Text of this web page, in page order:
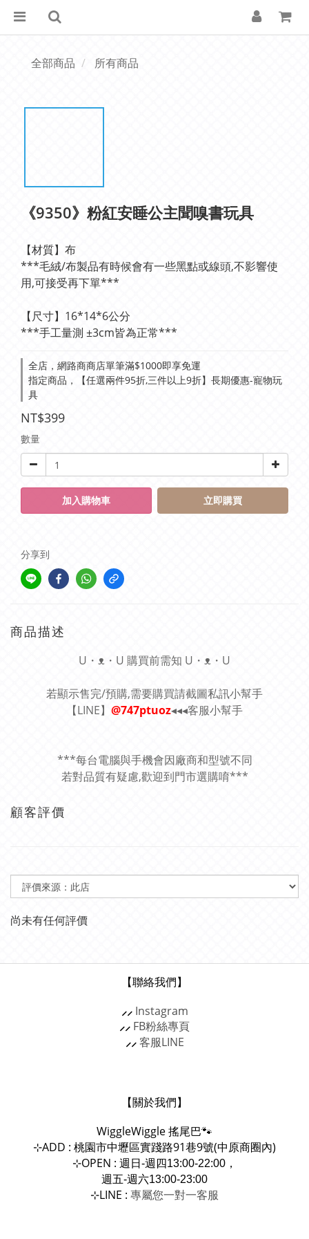
全部商品 所有商品
《9350》粉紅安睡公主聞嗅書玩具
【材質】布
***毛絨/布製品有時候會有一些黑點或線頭,不影響使
用,可接受再下單***
【尺寸】16*14*6公分
***手工量測 ±3cm皆為正常***
全店，網路商商店單筆滿$1000即享免運
指定商品，【任選兩件95折,三件以上9折】長期優惠-寵物玩
具
NT$399
數量
加入購物車 立即購買
分享到
商品描述
U・ᴥ・U 購買前需知 U・ᴥ・U
若顯示售完/預購,需要購買請截圖私訊小幫手
【LINE】 @747ptuoz◂◂◂客服小幫手
***每台電腦與手機會因廠商和型號不同
若對品質有疑慮,歡迎到門市選購唷***
顧客評價
尚未有任何評價
【聯絡我們】
⸝⸝ Instagram
⸝⸝ FB粉絲專頁
⸝⸝客服LINE
【關於我們】
WiggleWiggle搖尾巴🐾
⊹ADD : 桃園市中壢區實踐路91巷9號(中原商圈內)
⊹OPEN : 週日-週四13:00-22:00，
週五-週六13:00-23:00
⊹LINE : 專屬您一對一客服